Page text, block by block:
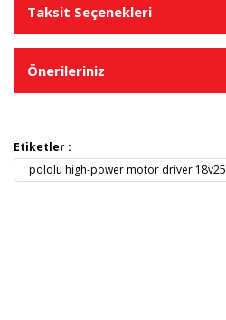
Taksit Seçenekleri
Önerileriniz
Etiketler :
pololu high-power motor driver 18v25